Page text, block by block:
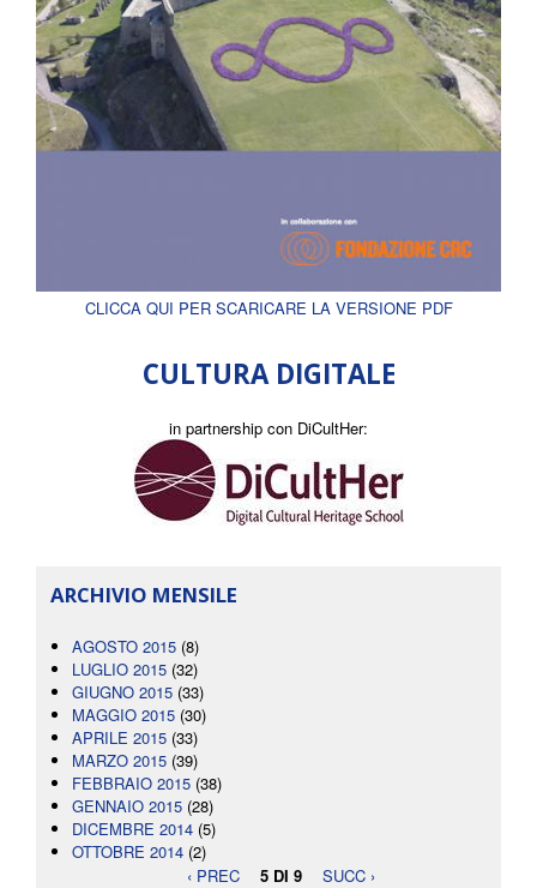
CLICCA QUI PER SCARICARE LA VERSIONE PDF
CULTURA DIGITALE
in partnership con DiCultHer:
ARCHIVIO MENSILE
AGOSTO 2015 (8)
LUGLIO 2015 (32)
GIUGNO 2015 (33)
MAGGIO 2015 (30)
APRILE 2015 (33)
MARZO 2015 (39)
FEBBRAIO 2015 (38)
GENNAIO 2015 (28)
DICEMBRE 2014 (5)
OTTOBRE 2014 (2)
‹ PREC
5 DI 9 SUCC ›